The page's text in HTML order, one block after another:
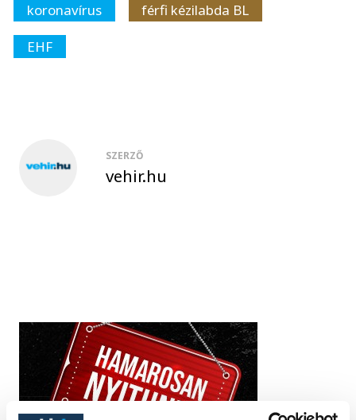
koronavírus
férfi kézilabda BL
EHF
SZERZŐ
vehir.hu